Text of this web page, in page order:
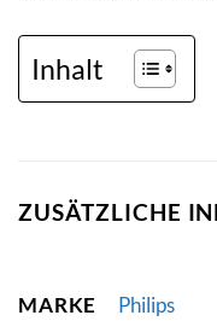
Inhalt
ZUSÄTZLICHE
MARKE Philips